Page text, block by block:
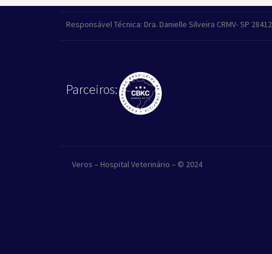
Responsável Técnica: Dra. Danielle Silveira CRMV- SP 28412
Parceiros:
Veros – Hospital Veterinário – © 2024